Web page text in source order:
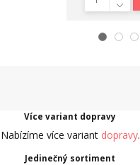
Více variant dopravy
Nabízíme více variant dopravy.
Jedinečný sortiment